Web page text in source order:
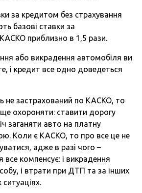
за кредитом без страхування
базові ставки за
приблизно в 1,5 рази.
або викрадення автомобіля ви
і кредит все одно доведеться
не застрахований по КАСКО, то
охороняти: ставити дорогу
заганяти авто на платну
Коли є КАСКО, то про все це не
адже в разі чого –
все компенсує: і викрадення
і втрати при ДТП та за інших